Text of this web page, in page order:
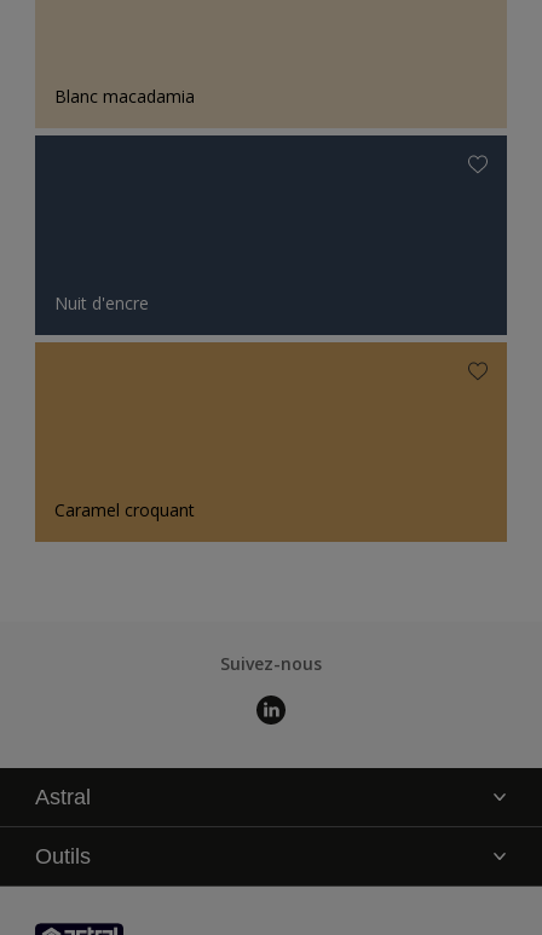
Blanc macadamia
Nuit d'encre
Caramel croquant
Suivez-nous
Astral
La marque
Service technique
Contact
Outils